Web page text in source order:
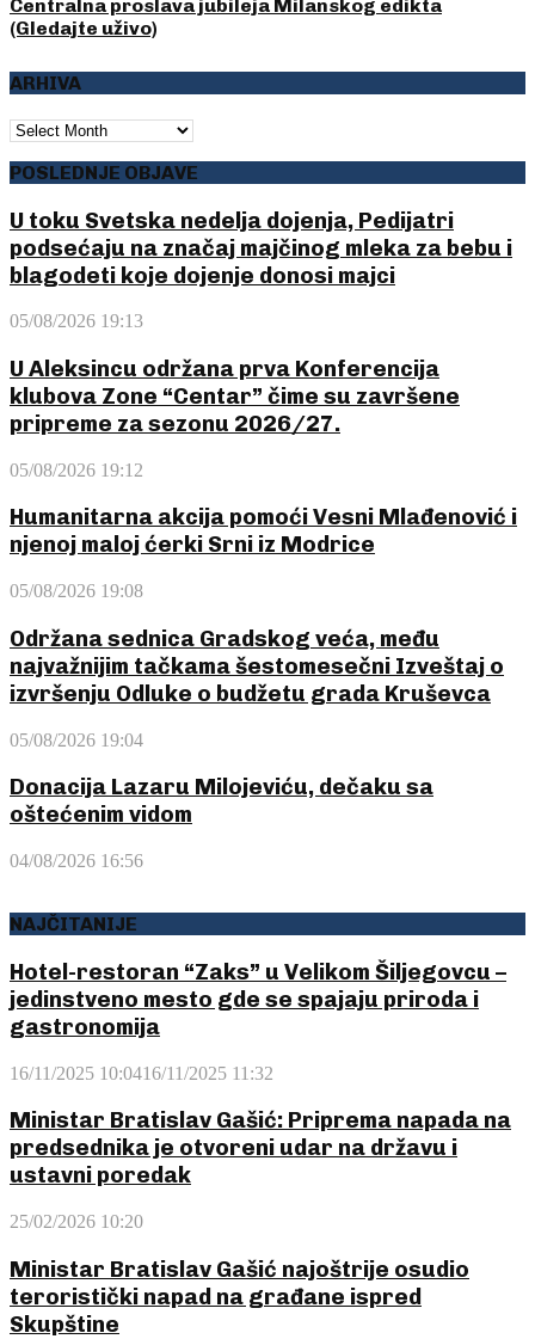
Centralna proslava jubileja Milanskog edikta
(Gledajte uživo)
ARHIVA
ARHIVA
POSLEDNJE OBJAVE
U toku Svetska nedelja dojenja, Pedijatri
podsećaju na značaj majčinog mleka za bebu i
blagodeti koje dojenje donosi majci
05/08/2026 19:13
U Aleksincu održana prva Konferencija
klubova Zone “Centar” čime su završene
pripreme za sezonu 2026/27.
05/08/2026 19:12
Humanitarna akcija pomoći Vesni Mlađenović i
njenoj maloj ćerki Srni iz Modrice
05/08/2026 19:08
Održana sednica Gradskog veća, među
najvažnijim tačkama šestomesečni Izveštaj o
izvršenju Odluke o budžetu grada Kruševca
05/08/2026 19:04
Donacija Lazaru Milojeviću, dečaku sa
oštećenim vidom
04/08/2026 16:56
NAJČITANIJE
Hotel-restoran “Zaks” u Velikom Šiljegovcu –
jedinstveno mesto gde se spajaju priroda i
gastronomija
16/11/2025 10:0416/11/2025 11:32
Ministar Bratislav Gašić: Priprema napada na
predsednika je otvoreni udar na državu i
ustavni poredak
25/02/2026 10:20
Ministar Bratislav Gašić najoštrije osudio
teroristički napad na građane ispred
Skupštine